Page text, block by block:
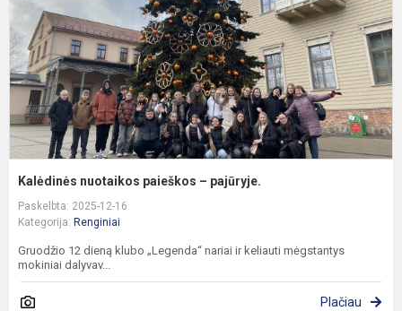
Kalėdinės nuotaikos paieškos – pajūryje.
Paskelbta: 2025-12-16
Kategorija: Renginiai
Gruodžio 12 dieną klubo „Legenda“ nariai ir keliauti mėgstantys
mokiniai dalyvav...
Plačiau